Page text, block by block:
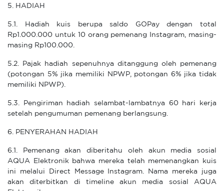
5. HADIAH
5.1. Hadiah kuis berupa saldo GOPay dengan total
Rp1.000.000 untuk 10 orang pemenang Instagram, masing-
masing Rp100.000.
5.2. Pajak hadiah sepenuhnya ditanggung oleh pemenang
(potongan 5% jika memiliki NPWP, potongan 6% jika tidak
memiliki NPWP).
5.3. Pengiriman hadiah selambat-lambatnya 60 hari kerja
setelah pengumuman pemenang berlangsung.
6. PENYERAHAN HADIAH
6.1. Pemenang akan diberitahu oleh akun media sosial
AQUA Elektronik bahwa mereka telah memenangkan kuis
ini melalui Direct Message Instagram. Nama mereka juga
akan diterbitkan di timeline akun media sosial AQUA